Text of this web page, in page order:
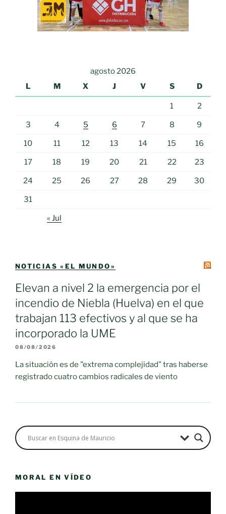
agosto 2026
L
M X J V S D
1 2
3 4 5 6 7 8 9
10 11 12 13 14 15 16
17 18 19 20 21 22 23
24 25 26 27 28 29 30
31
« Jul
NOTICIAS «EL MUNDO»
Elevan a nivel 2 la emergencia por el
incendio de Niebla (Huelva) en el que
trabajan 113 efectivos y al que se ha
incorporado la UME
08/08/2026
La situación es de "extrema complejidad" tras haberse
registrado cuatro cambios radicales de viento
MORAL EN VÍDEO